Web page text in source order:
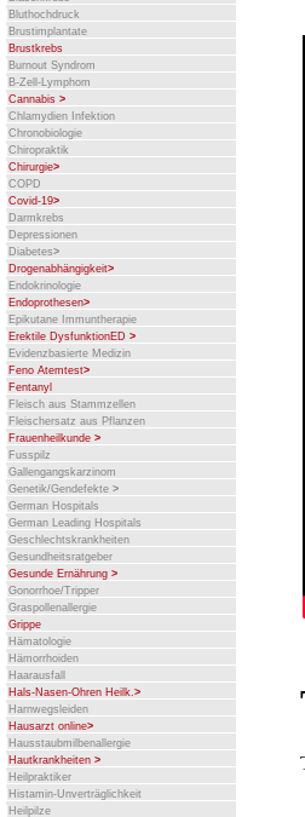
Bluthochdruck
Brustimplantate
Brustkrebs
Burnout Syndrom
B-Zell-Lymphom
Cannabis >
Chlamydien Infektion
Chronobiologie
Chiropraktik
Chirurgie>
COPD
Covid-19>
Darmkrebs
Depressionen
Diabetes>
Drogenabhängigkeit>
Endokrinologie
Endoprothesen>
Epikutane Immuntherapie
Erektile DysfunktionED >
Evidenzbasierte Medizin
Feno Atemtest>
Fentanyl
Fleisch aus Stammzellen
Fleischersatz aus Pflanzen
Frauenheilkunde >
Fusspilz
Gallengangskarzinom
Genetik/Gendefekte >
German Hospitals
German Leading Hospitals
Geschlechtskrankheiten
Gesundheitsratgeber
Gesunde Ernährung >
Gonorrhoe/Tripper
Graspollenallergie
Grippe
Hämatologie
Hämorrhoiden
Haarausfall
Hals-Nasen-Ohren Heilk. >
Harnwegsleiden
Hausarzt online>
Hausstaubmilbenallergie
Hautkrankheiten >
Heilpraktiker
Histamin-Unverträglichkeit
Heilpilze